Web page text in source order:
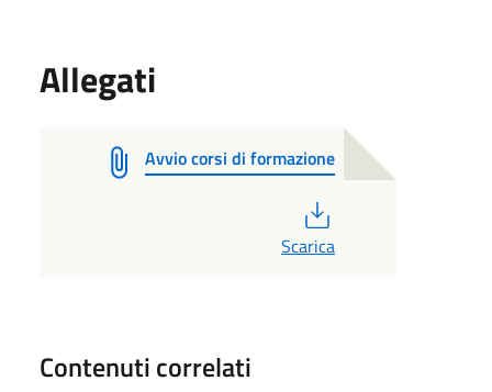
Allegati
Avvio corsi di formazione
Scarica
Contenuti correlati